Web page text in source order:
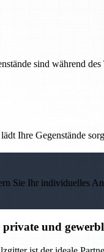
sind während
Ihre Gegenstände
Sie Ihr individuelles
und